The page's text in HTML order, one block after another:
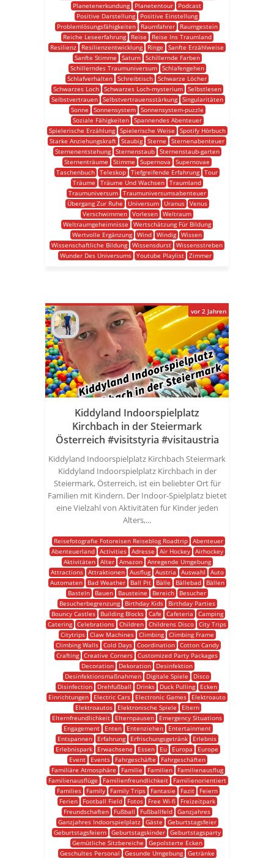
Planetenerkundung
Planetentour
Podcast
Positive Darstellung
Positive Einstellung
Problemlösungsfähigkeiten
Raumfahrer
Raumgestein
Reiche Leseerfahrung
Reise
Reise Ins Traumland
Resilienz
Resilienzentwicklung Ringe
Sanfte Erzählweise
Sanfte Stimme
Saturn
Schillernde Farben
Schillerndes Traumuniversum
Schlafengehen
Schlafverhalten Schreibtisch Schwarze Löcher
Schwarzes Loch
Schwarzes Loch-mysterium
Selbstlesen
Selbstvertrauen
Selbstvertrauensstärkung
Singularitäten
Sonne
Sonnensystem
Sonnensystem-puzzle
Soziale Fähigkeiten
Spannendes Abenteuer
Spielerische Erzählung
Spielerische Weise
Spotify Hörbuch
Starke Anziehungskraft Staubig Sterne
Sternenabenteuer
Sternenentstehung
Sternenstaub
Sternenstaub-garten
Sternenträume
Stimme Supernova
Supernovae
Taschenbuch Teleskop Tiefgreifende Erfahrung Tour
Träume
Träume Und Wachsen Traumland
Traumuniversum
Traumuniversumsabenteuer
Übergang Zur Ruhe
Universum Uranus
Venus
Verschwimmen Vorlesen Weltraum
Weltraumgeheimnisse
Wertschätzung Für Bildung
Wertvolle Ergänzung Wind Windig Wissen
Wissenschaftliche Bildung Wissensdurst Wissensstreben
Wunder Des Universums
Youtube Playlist Zimmer
Kiddyland Indoorspielplatz
Kirchbach in der Steiermark
Österreich #visitstyria #visitaustria
Kiddyland Indoorspielplatz Kirchbach Steiermark
Kiddyland Indoorspielplatz Kirchbach in der
Steiermark, Österreich, ist ein beliebter Ort für
Familien mit Kindern. Der Indoor-Spielplatz bietet
eine Vielzahl von Aktivitäten für Kinder jeden
Alters,...
Reisefotografie Fotoreisen Reiseblog Roadtrip Abenteuer
Abenteuerland
Activities Adresse Air Hockey
Airhockey
Aktivitäten
Alter Amazon
Anregende Umgebung
Attractions
Attraktionen Ausflug Austria Auswahl
Auto
Automaten
Bad Weather Ball Pit Bälle Bällebad
Bällen
Basteln
Bauen Bausteine Bereich
Besucher
Besucherbegrenzung
Birthday Kids
Birthday Parties
Bouncy Castles
Building Blocks Cafe Cafeteria
Camping
Catering Celebrations Children Childrens Disco City Trips
Citytrips
Claw Machines Climbing
Climbing Frame
Climbing Walls
Cold Days Coordination
Cotton Candy
Crafting Creative Corners Customized Party Packages
Decoration
Dekoration
Desinfektion
Desinfektionsmaßnahmen
Digitale Spiele
Disco
Disinfection
Drehfußball Drinks Duck Pulling
Ecken
Einrichtungen
Electric Cars Electronic Games
Elektroauto
Elektroautos
Elektronische Spiele
Eltern
Elternfreundlichkeit
Elternpausen
Emergency Situations
Engagement
Enten Entenziehen
Entertainment
Entspannen
Erfahrung Erfrischungsgetränk
Erlebnis
Erlebnispark
Erwachsene Essen Eu Europa
Europe
Event
Events Fahrgeschäfte
Fahrgeschäften
Familiäre Atmosphäre
Familie Familien
Familienausflug
Familienausflüge
Familienfreundlichkeit
Familienorientiert
Families
Family Family Trips Fantasie Fazit
Feiern
Ferien
Football Field Fotos Free Wi-fi
Freizeitpark
Freundschaften
Fußball Fußballfeld Ganzjahres
Ganzjahres Indoorspielplatz
Gäste
Geburtstagsfeier
Geburtstagsfeiern
Geburtstagskinder
Geburtstagsparty
Gemütliche Sitzbereiche
Gepolsterte Ecken
Geschultes Personal
Gesunde Umgebung
Getränke
vor 2 Jahren